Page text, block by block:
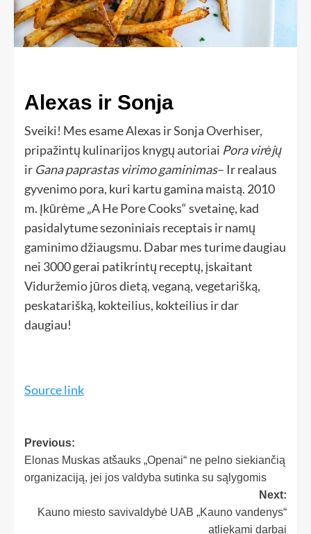
Alexas ir Sonja
Sveiki! Mes esame Alexas ir Sonja Overhiser,
pripažintų kulinarijos knygų autoriai Pora virėjų
ir Gana paprastas virimo gaminimas– Ir realaus
gyvenimo pora, kuri kartu gamina maistą. 2010
m. Įkūrėme „A He Pore Cooks“ svetainę, kad
pasidalytume sezoniniais receptais ir namų
gaminimo džiaugsmu. Dabar mes turime daugiau
nei 3000 gerai patikrintų receptų, įskaitant
Viduržemio jūros dietą, veganą, vegetarišką,
peskatarišką, kokteilius, kokteilius ir dar
daugiau!
Source link
Previous:
Elonas Muskas atšauks „Openai“ ne pelno siekiančią
organizaciją, jei jos valdyba sutinka su sąlygomis
Next:
Kauno miesto savivaldybė UAB „Kauno vandenys“
atliekami darbai